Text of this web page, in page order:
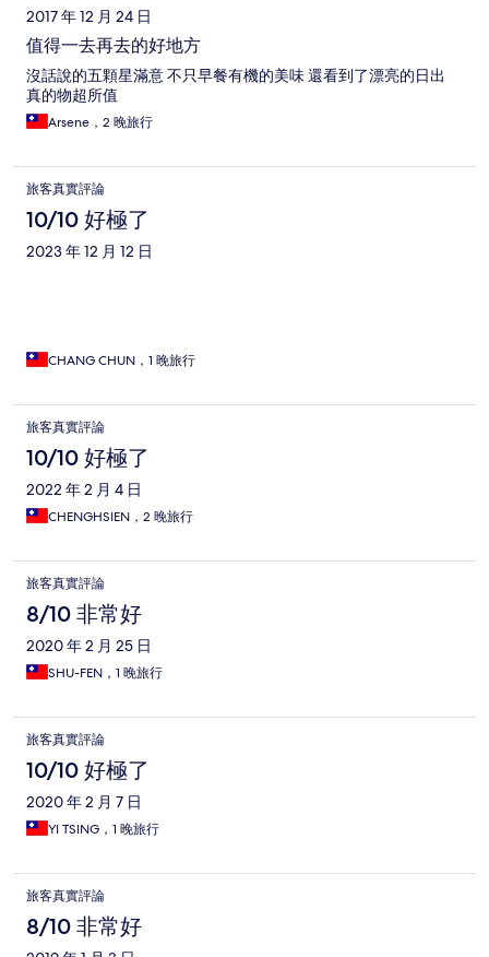
2017 年 12 月 24 日
值得一去再去的好地方
沒話說的五顆星滿意 不只早餐有機的美味 還看到了漂亮的日出
真的物超所值
Arsene，2 晚旅行
旅客真實評論
10/10 好極了
2023 年 12 月 12 日
CHANG CHUN，1 晚旅行
旅客真實評論
10/10 好極了
2022 年 2 月 4 日
CHENGHSIEN，2 晚旅行
旅客真實評論
8/10 非常好
2020 年 2 月 25 日
SHU-FEN，1 晚旅行
旅客真實評論
10/10 好極了
2020 年 2 月 7 日
YI TSING，1 晚旅行
旅客真實評論
8/10 非常好